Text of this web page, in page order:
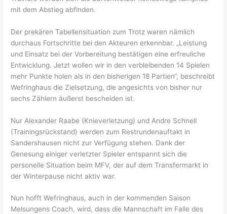
mit dem Abstieg abfinden.
Der prekären Tabellensituation zum Trotz waren nämlich
durchaus Fortschritte bei den Akteuren erkennbar. „Leistung
und Einsatz bei der Vorbereitung bestätigen eine erfreuliche
Entwicklung. Jetzt wollen wir in den verbleibenden 14 Spielen
mehr Punkte holen als in den bisherigen 18 Partien“, beschreibt
Wefringhaus die Zielsetzung, die angesichts von bisher nur
sechs Zählern äußerst bescheiden ist.
Nur Alexander Raabe (Knieverletzung) und Andre Schnell
(Trainingsrückstand) werden zum Restrundenauftakt in
Sandershausen nicht zur Verfügung stehen. Dank der
Genesung einiger verletzter Spieler entspannt sich die
personelle Situation beim MFV, der auf dem Transfermarkt in
der Winterpause nicht aktiv war.
Nun hofft Wefringhaus, auch in der kommenden Saison
Melsungens Coach, wird, dass die Mannschaft im Falle des